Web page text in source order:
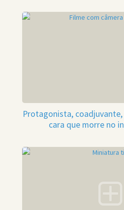
Protagonista,
cara que morre no